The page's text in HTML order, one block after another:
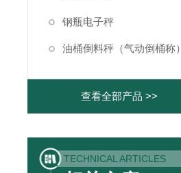
钢瓶电子秤
油桶倒料秤（气动倒桶称）
查看全部产品 >>
TECHNICAL ARTICLES